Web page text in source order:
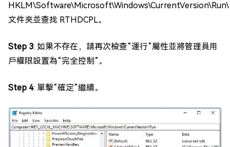
HKLM\Software\Microsoft\Windows\CurrentVersion\Run\
文件夾並查找 RTHDCPL。
Step 3: 如果不存在，請再次檢查“運行”屬性並將管理員用
戶權限設置為“完全控制”。
Step 4: 單擊“確定”繼續。